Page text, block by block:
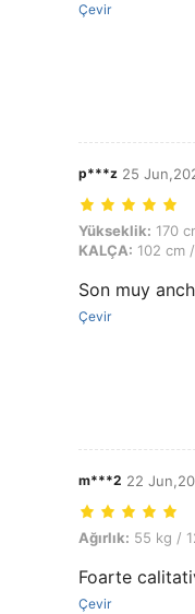
Çevir
p***z 25
Yükseklik: 170 cm
Yükseklik: 170
KALÇA: 102 cm
Son muy
Çevir
m***2 22
Ağırlık: 55 kg /
Ağırlık: 55 kg /
Foarte
Çevir